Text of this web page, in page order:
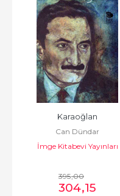
Karaoğlan
Can Dündar
İmge Kitabevi Yayınları
395,00
304,15